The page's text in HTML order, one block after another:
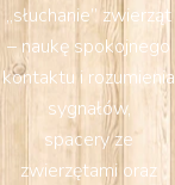
„słuchanie” zwierząt
– naukę spokojnego
kontaktu i rozumienia
sygnałów,
spacery ze
zwierzętami oraz